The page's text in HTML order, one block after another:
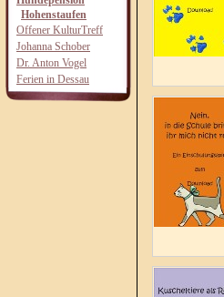
Hohenstaufen
Offener KulturTreff
Johanna Schober
Dr. Anton Vogel
Ferien in Dessau